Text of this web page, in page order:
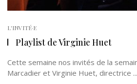
L'INVITÉ·E
Playlist de Virginie Huet
Cette semaine nos invités de la
Marcadier et Virginie Huet, directrice ...